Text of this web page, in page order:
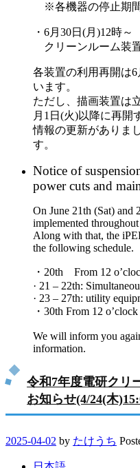
※各機器の停止期
・6月30日(月)12時～
クリーンルーム装
各装置の利用再開は
います。
ただし、描画装置は
月1日(火)以降に再開
情報の更新がありま
す。
Notice of
power cuts and
On June 21th (Sat) and
implemented
Along with that, the
the following schedule.
・20th From 12
· 21 – 22th:
· 23 – 27th: utility
・30th From 12
We will inform you
information.
令和7年度電研クリ
お知らせ(4/24(木
2025-04-02 by たけうち